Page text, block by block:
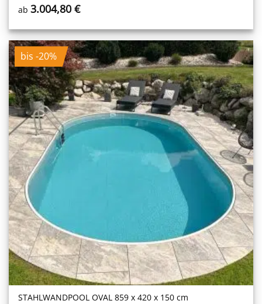
ab3.004,80€
bis -20%
STAHL­WAND­POOL OVAL 859 x 420 x 150 cm